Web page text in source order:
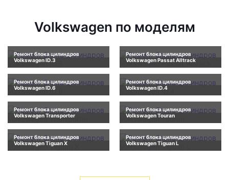
Volkswagen по моделям
Ремонт блока цилиндров
Volkswagen ID.3
Ремонт блока цилиндров
Volkswagen Passat Alltrack
Ремонт блока цилиндров
Volkswagen ID.6
Ремонт блока цилиндров
Volkswagen ID.4
Ремонт блока цилиндров
Volkswagen Transporter
Ремонт блока цилиндров
Volkswagen Touran
Ремонт блока цилиндров
Volkswagen Tiguan X
Ремонт блока цилиндров
Volkswagen Tiguan L